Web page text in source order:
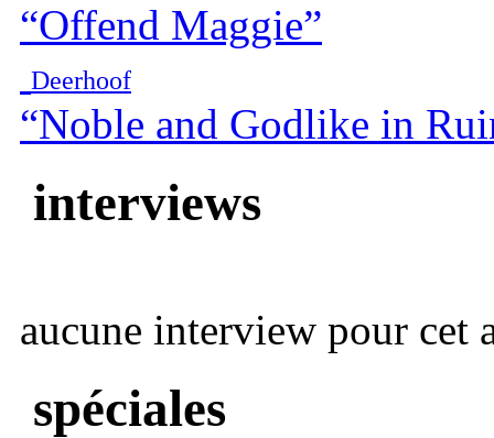
“Offend Maggie”
Deerhoof
“Noble and Godlike in
interviews
aucune interview pour cet
spéciales